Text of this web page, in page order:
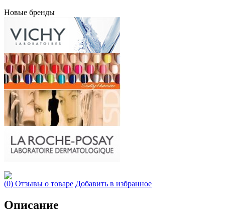
Новые бренды
(0) Отзывы о товаре Добавить в избранное
Описание